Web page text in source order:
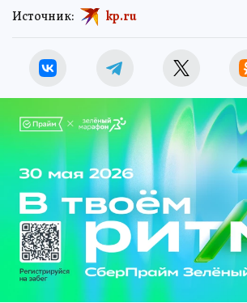
Источник: kp.ru